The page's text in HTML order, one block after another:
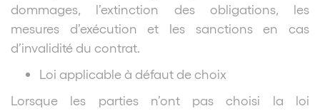
dommages, l’extinction des obligations, les
mesures d’exécution et les sanctions en cas
d’invalidité du contrat.
Loi applicable à défaut de choix
Lorsque les parties n’ont pas choisi la loi